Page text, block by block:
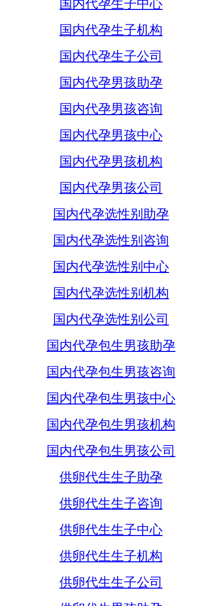
国内代孕生子中心
国内代孕生子机构
国内代孕生子公司
国内代孕男孩助孕
国内代孕男孩咨询
国内代孕男孩中心
国内代孕男孩机构
国内代孕男孩公司
国内代孕选性别助孕
国内代孕选性别咨询
国内代孕选性别中心
国内代孕选性别机构
国内代孕选性别公司
国内代孕包生男孩助孕
国内代孕包生男孩咨询
国内代孕包生男孩中心
国内代孕包生男孩机构
国内代孕包生男孩公司
供卵代生生子助孕
供卵代生生子咨询
供卵代生生子中心
供卵代生生子机构
供卵代生生子公司